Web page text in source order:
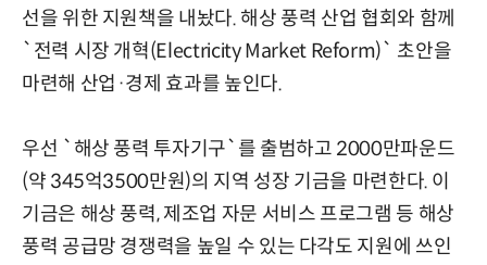
선을 위한 지원책을 내놨다. 해상 풍력 산업 협회와 함께
`전력 시장 개혁(Electricity Market Reform)` 초안을
마련해 산업·경제 효과를 높인다.
우선 `해상 풍력 투자기구`를 출범하고 2000만파운드
(약 345억3500만원)의 지역 성장 기금을 마련한다. 이
기금은 해상 풍력, 제조업 자문 서비스 프로그램 등 해상
풍력 공급망 경쟁력을 높일 수 있는 다각도 지원에 쓰인